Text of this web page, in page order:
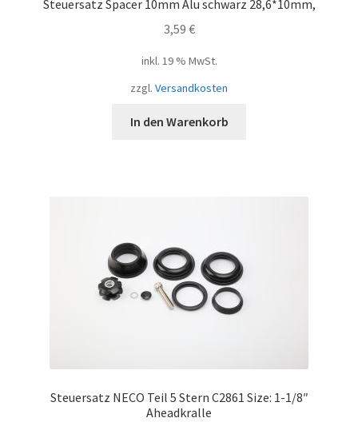
Steuersatz Spacer 10mm Alu schwarz 28,6*10mm,
3,59 €
inkl. 19 % MwSt.
zzgl. Versandkosten
In den Warenkorb
Steuersatz NECO Teil 5 Stern C2861 Size: 1-1/8″
Aheadkralle